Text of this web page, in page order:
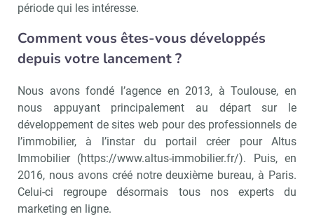
période qui les intéresse.
Comment vous êtes-vous développés
depuis votre lancement ?
Nous avons fondé l’agence en 2013, à Toulouse, en
nous appuyant principalement au départ sur le
développement de sites web pour des professionnels de
l’immobilier, à l’instar du portail créer pour Altus
Immobilier (https://www.altus-immobilier.fr/). Puis, en
2016, nous avons créé notre deuxième bureau, à Paris.
Celui-ci regroupe désormais tous nos experts du
marketing en ligne.
Valider
Non merci, je reçois déjà
!
Je déciderai plus